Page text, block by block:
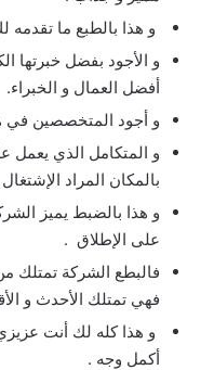
و هذا بالطبع ما
و الأجود بفضل خبرتها
أفضل العمال و الخبراء.
و أجود المتخصصين في
و المتكامل الذي يعمل
بالمكان المراد
و هذا بالضبط يميز
على الإطلاق .
فالبطع الشركة تمتلك
فهي تمتلك الأحدث و
و هذا كله لك أنت
أكمل وجه .